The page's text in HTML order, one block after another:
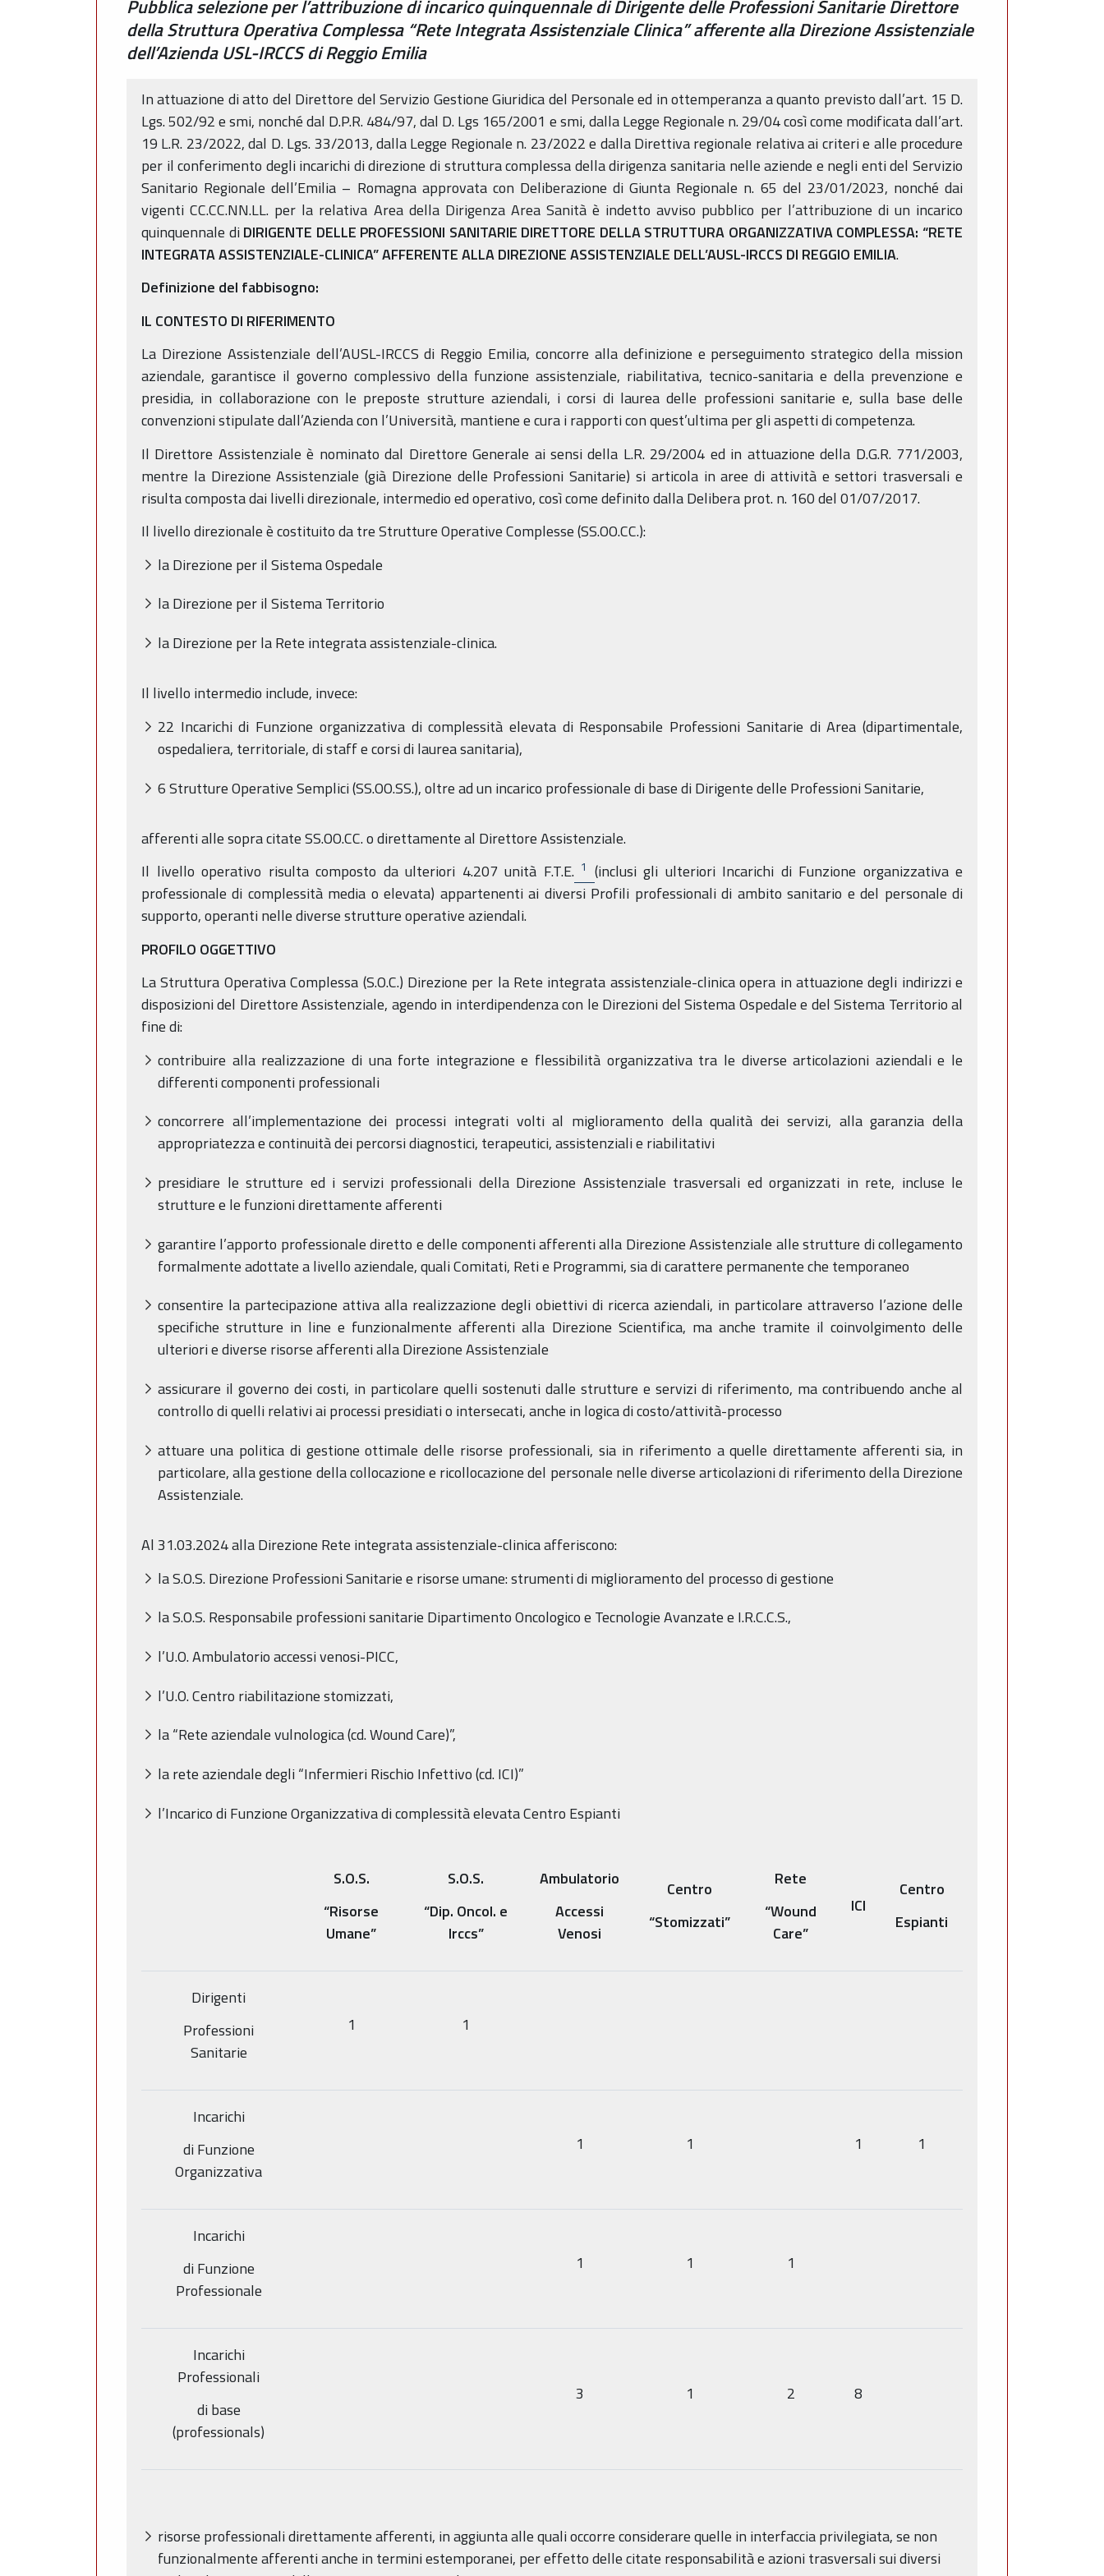
Pubblica selezione per l’attribuzione di incarico quinquennale di Dirigente delle Professioni Sanitarie Direttore
della Struttura Operativa Complessa “Rete Integrata Assistenziale Clinica” afferente alla Direzione Assistenziale
dell’Azienda USL-IRCCS di Reggio Emilia
In attuazione di atto del Direttore del Servizio Gestione Giuridica del Personale ed in ottemperanza a quanto previsto dall’art. 15 D.
Lgs. 502/92 e smi, nonché dal D.P.R. 484/97, dal D. Lgs 165/2001 e smi, dalla Legge Regionale n. 29/04 così come modificata dall’art.
19 L.R. 23/2022, dal D. Lgs. 33/2013, dalla Legge Regionale n. 23/2022 e dalla Direttiva regionale relativa ai criteri e alle procedure
per il conferimento degli incarichi di direzione di struttura complessa della dirigenza sanitaria nelle aziende e negli enti del Servizio
Sanitario Regionale dell’Emilia – Romagna approvata con Deliberazione di Giunta Regionale n. 65 del 23/01/2023, nonché dai
vigenti CC.CC.NN.LL. per la relativa Area della Dirigenza Area Sanità è indetto avviso pubblico per l’attribuzione di un incarico
quinquennale diDIRIGENTE DELLE PROFESSIONI SANITARIE DIRETTORE DELLA STRUTTURA ORGANIZZATIVA COMPLESSA: “RETE
INTEGRATA ASSISTENZIALE-CLINICA”AFFERENTE ALLA DIREZIONE ASSISTENZIALE DELL’AUSL-IRCCS DI REGGIO EMILIA.
Definizione del fabbisogno:
IL CONTESTO DI RIFERIMENTO
La Direzione Assistenziale dell’AUSL-IRCCS di Reggio Emilia, concorre alla definizione e perseguimento strategico della mission
aziendale, garantisce il governo complessivo della funzione assistenziale, riabilitativa, tecnico-sanitaria e della prevenzione e
presidia, in collaborazione con le preposte strutture aziendali, i corsi di laurea delle professioni sanitarie e, sulla base delle
convenzioni stipulate dall’Azienda con l’Università, mantiene e cura i rapporti con quest’ultima per gli aspetti di competenza.
Il Direttore Assistenziale è nominato dal Direttore Generale ai sensi della L.R. 29/2004 ed in attuazione della D.G.R. 771/2003,
mentre la Direzione Assistenziale (già Direzione delle Professioni Sanitarie) si articola in aree di attività e settori trasversali e
risulta composta dai livelli direzionale, intermedio ed operativo, così come definito dalla Delibera prot. n. 160 del 01/07/2017.
Il livello direzionale è costituito da tre Strutture Operative Complesse (SS.OO.CC.):
la Direzione per il Sistema Ospedale
la Direzione per il Sistema Territorio
la Direzione per la Rete integrata assistenziale-clinica.
Il livello intermedio include, invece:
22 Incarichi di Funzione organizzativa di complessità elevata di Responsabile Professioni Sanitarie di Area (dipartimentale,
ospedaliera, territoriale, di staff e corsi di laurea sanitaria),
6 Strutture Operative Semplici (SS.OO.SS.), oltre ad un incarico professionale di base di Dirigente delle Professioni Sanitarie,
afferenti alle sopra citate SS.OO.CC. o direttamente al Direttore Assistenziale.
Il livello operativo risulta composto da ulteriori 4.207 unità F.T.E. 1 (inclusi gli ulteriori Incarichi di Funzione organizzativa e
professionale di complessità media o elevata) appartenenti ai diversi Profili professionali di ambito sanitario e del personale di
supporto, operanti nelle diverse strutture operative aziendali.
PROFILO OGGETTIVO
La Struttura Operativa Complessa (S.O.C.) Direzione per la Rete integrata assistenziale-clinica opera in attuazione degli indirizzi e
disposizioni del Direttore Assistenziale, agendo in interdipendenza con le Direzioni del Sistema Ospedale e del Sistema Territorio al
fine di:
contribuire alla realizzazione di una forte integrazione e flessibilità organizzativa tra le diverse articolazioni aziendali e le
differenti componenti professionali
concorrere all’implementazione dei processi integrati volti al miglioramento della qualità dei servizi, alla garanzia della
appropriatezza e continuità dei percorsi diagnostici, terapeutici, assistenziali e riabilitativi
presidiare le strutture ed i servizi professionali della Direzione Assistenziale trasversali ed organizzati in rete, incluse le
strutture e le funzioni direttamente afferenti
garantire l’apporto professionale diretto e delle componenti afferenti alla Direzione Assistenziale alle strutture di collegamento
formalmente adottate a livello aziendale, quali Comitati, Reti e Programmi, sia di carattere permanente che temporaneo
consentire la partecipazione attiva alla realizzazione degli obiettivi di ricerca aziendali, in particolare attraverso l’azione delle
specifiche strutture in line e funzionalmente afferenti alla Direzione Scientifica, ma anche tramite il coinvolgimento delle
ulteriori e diverse risorse afferenti alla Direzione Assistenziale
assicurare il governo dei costi, in particolare quelli sostenuti dalle strutture e servizi di riferimento, ma contribuendo anche al
controllo di quelli relativi ai processi presidiati o intersecati, anche in logica di costo/attività-processo
attuare una politica di gestione ottimale delle risorse professionali, sia in riferimento a quelle direttamente afferenti sia, in
particolare, alla gestione della collocazione e ricollocazione del personale nelle diverse articolazioni di riferimento della Direzione
Assistenziale.
Al 31.03.2024 alla Direzione Rete integrata assistenziale-clinica afferiscono:
la S.O.S. Direzione Professioni Sanitarie e risorse umane: strumenti di miglioramento del processo di gestione
la S.O.S. Responsabile professioni sanitarie Dipartimento Oncologico e Tecnologie Avanzate e I.R.C.C.S.,
l’U.O. Ambulatorio accessi venosi-PICC,
l’U.O. Centro riabilitazione stomizzati,
la “Rete aziendale vulnologica (cd. Wound Care)”,
la rete aziendale degli “Infermieri Rischio Infettivo (cd. ICI)”
l’Incarico di Funzione Organizzativa di complessità elevata Centro Espianti
S.O.S.
“Risorse
Umane”
S.O.S.
“Dip. Oncol. e
Irccs”
Ambulatorio
Accessi
Venosi
Centro
“Stomizzati”
Rete
“Wound
Care”
ICI
Centro
Espianti
Dirigenti
Professioni
Sanitarie
1 1
Incarichi
di Funzione
Organizzativa
1 1 1 1
Incarichi
di Funzione
Professionale
1 1 1
Incarichi
Professionali
di base
(professionals)
3 1 2 8
risorse professionali direttamente afferenti, in aggiunta alle quali occorre considerare quelle in interfaccia privilegiata, se non
funzionalmente afferenti anche in termini estemporanei, per effetto delle citate responsabilità e azioni trasversali sui diversi